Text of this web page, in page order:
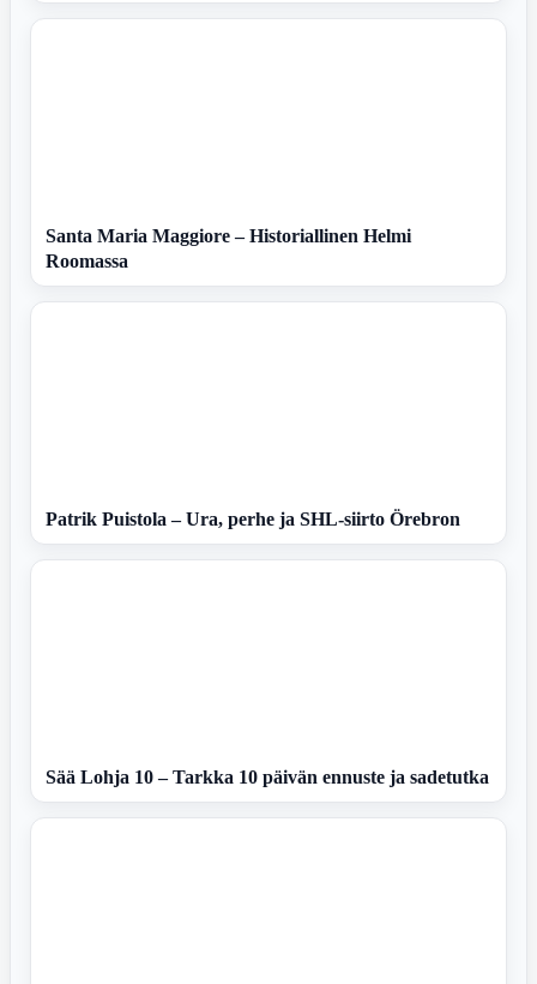
Santa Maria Maggiore – Historiallinen Helmi
Roomassa
Patrik Puistola – Ura, perhe ja SHL-siirto Örebron
Sää Lohja 10 – Tarkka 10 päivän ennuste ja sadetutka